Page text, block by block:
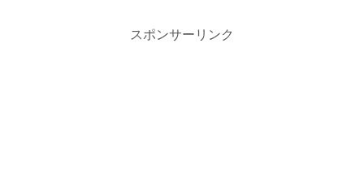
スポンサーリンク